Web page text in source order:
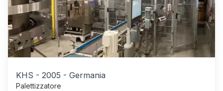
KHS - 2005 - Germania
Palettizzatore